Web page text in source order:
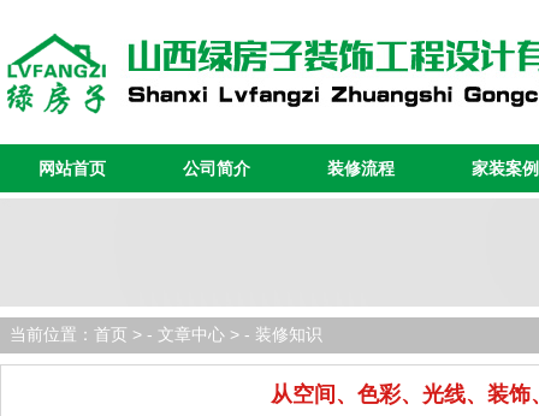
网站首页 公司简介 装修流程 家装案例
当前位置： 首页 > - 文章中心 > - 装修知识
从空间、色彩、光线、装